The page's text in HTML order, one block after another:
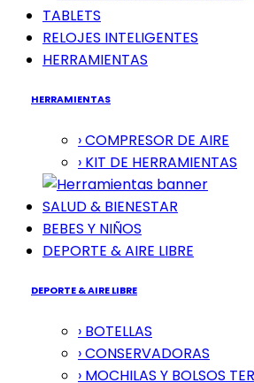
TABLETS
RELOJES INTELIGENTES
HERRAMIENTAS
HERRAMIENTAS
› COMPRESOR DE AIRE
› KIT DE HERRAMIENTAS
SALUD & BIENESTAR
BEBES Y NIÑOS
DEPORTE & AIRE LIBRE
DEPORTE & AIRE LIBRE
› BOTELLAS
› CONSERVADORAS
› MOCHILAS Y BOLSOS